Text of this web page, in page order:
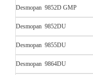
Desmopan 9852D GMP
Desmopan 9852DU
Desmopan 9855DU
Desmopan 9864DU